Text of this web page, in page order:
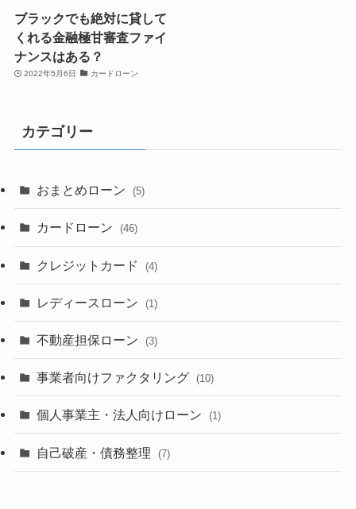
ブラックでも絶対に貸して
くれる金融極甘審査ファイ
ナンスはある？
2022年5月6日 カードローン
カテゴリー
おまとめローン (5)
カードローン (46)
クレジットカード (4)
レディースローン (1)
不動産担保ローン (3)
事業者向けファクタリング (10)
個人事業主・法人向けローン (1)
自己破産・債務整理 (7)